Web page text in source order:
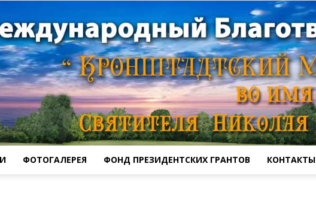
ФОТОГАЛЕРЕЯ ФОНД ПРЕЗИДЕНТСКИХ ГРАНТОВ КОНТАКТЫ